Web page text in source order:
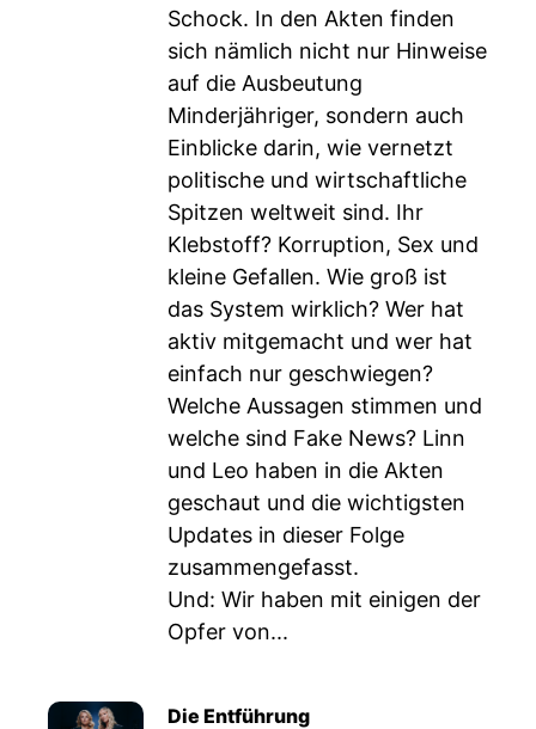
Schock. In den Akten finden
sich nämlich nicht nur Hinweise
auf die Ausbeutung
Minderjähriger, sondern auch
Einblicke darin, wie vernetzt
politische und wirtschaftliche
Spitzen weltweit sind. Ihr
Klebstoff? Korruption, Sex und
kleine Gefallen. Wie groß ist
das System wirklich? Wer hat
aktiv mitgemacht und wer hat
einfach nur geschwiegen?
Welche Aussagen stimmen und
welche sind Fake News? Linn
und Leo haben in die Akten
geschaut und die wichtigsten
Updates in dieser Folge
zusammengefasst.
Und: Wir haben mit einigen der
Opfer von...
Die Entführung